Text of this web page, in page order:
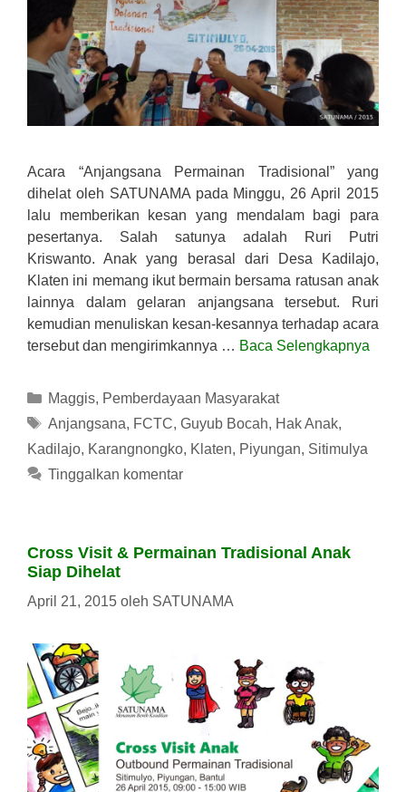
Acara “Anjangsana Permainan Tradisional” yang
dihelat oleh SATUNAMA pada Minggu, 26 April 2015
lalu memberikan kesan yang mendalam bagi para
pesertanya. Salah satunya adalah Ruri Putri
Kriswanto. Anak yang berasal dari Desa Kadilajo,
Klaten ini memang ikut bermain bersama ratusan anak
lainnya dalam gelaran anjangsana tersebut. Ruri
kemudian menuliskan kesan-kesannya terhadap acara
tersebut dan mengirimkannya … Baca Selengkapnya
Kategori
Maggis, Pemberdayaan Masyarakat
Tag
Anjangsana, FCTC, Guyub Bocah, Hak Anak,
Kadilajo, Karangnongko, Klaten, Piyungan, Sitimulya
Tinggalkan komentar
Cross Visit & Permainan Tradisional Anak
Siap Dihelat
April 21, 2015 oleh SATUNAMA